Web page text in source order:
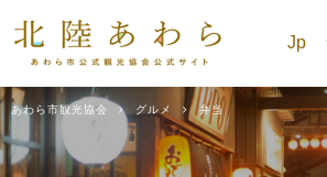
あわら市観光協会 グルメ 弁当